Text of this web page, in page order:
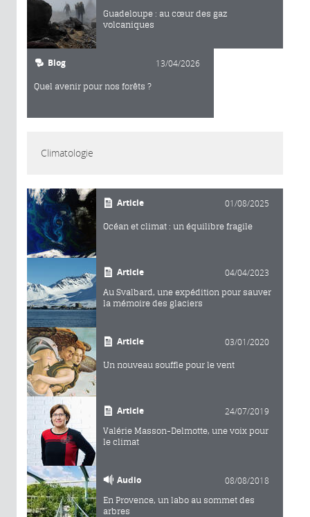
Guadeloupe : au cœur des gaz
volcaniques
Blog 13/04/2026
Quel avenir pour nos forêts ?
Climatologie
Article 01/08/2025
Océan et climat : un équilibre fragile
Article 04/04/2023
Au Svalbard, une expédition pour sauver
la mémoire des glaciers
Article 03/01/2020
Un nouveau souffle pour le vent
Article 24/07/2019
Valérie Masson-Delmotte, une voix pour
le climat
Audio 08/08/2018
En Provence, un labo au sommet des
arbres